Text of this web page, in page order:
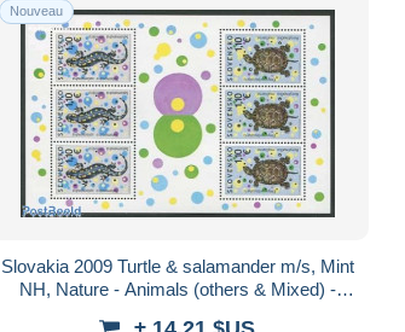
Nouveau
Slovakia 2009 Turtle & salamander m/s, Mint
NH, Nature - Animals (others & Mixed) -